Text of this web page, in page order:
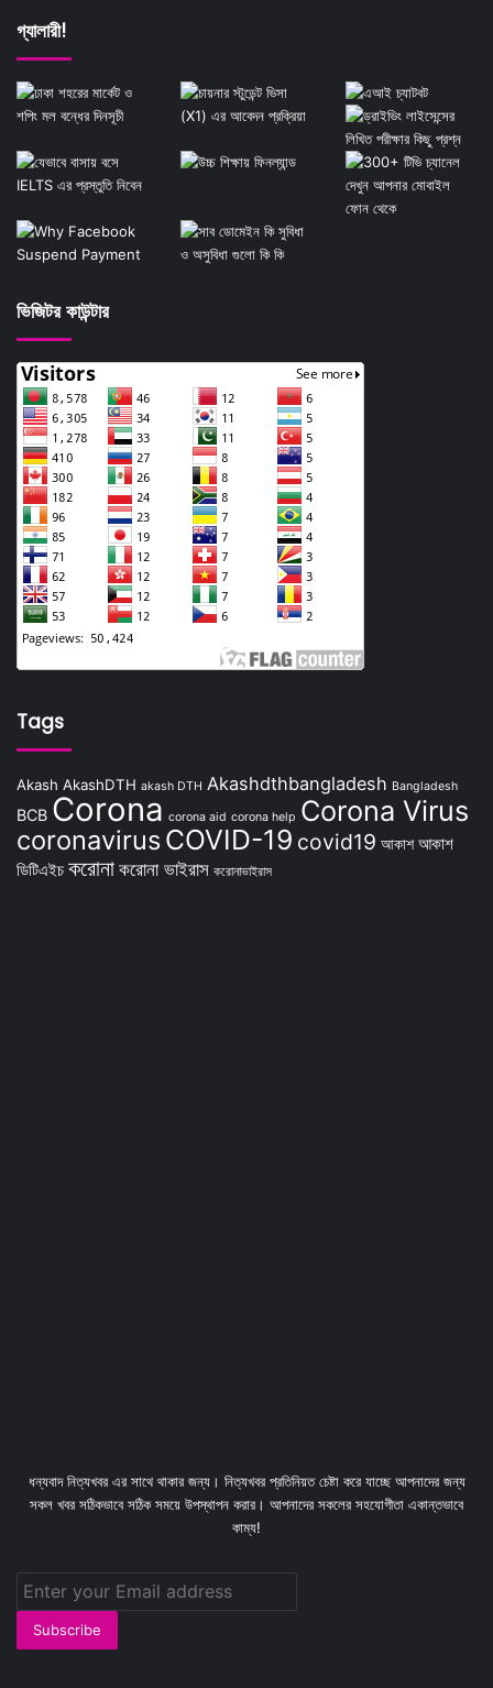
গ্যালারী!
ভিজিটর কাউন্টার
Tags
Akash AkashDTH akash DTH Akashdthbangladesh Bangladesh
BCB Corona corona aid corona help Corona Virus
coronavirusCOVID-19 covid19 আকাশ আকাশ
ডিটিএইচ করোনাকরোনা ভাইরাস করোনাভাইরাস
ধন্যবাদ নিত্যখবর এর সাথে থাকার জন্য। নিত্যখবর প্রতিনিয়ত চেষ্টা করে যাচ্ছে আপনাদের জন্য
সকল খবর সঠিকভাবে সঠিক সময়ে উপস্থাপন করার। আপনাদের সকলের সহযোগীতা একান্তভাবে
কাম্য!
Enter
your
Email
address